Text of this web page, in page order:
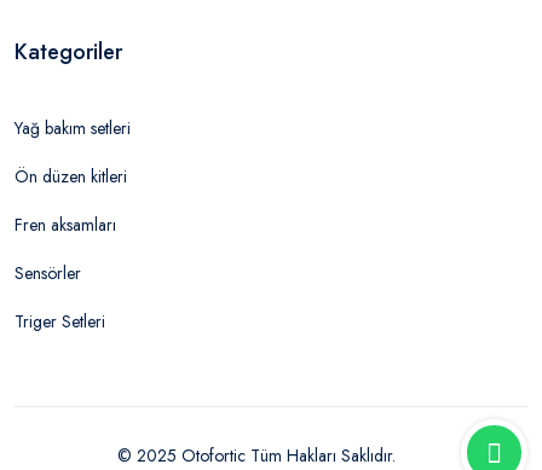
Kategoriler
Yağ bakım setleri
Ön düzen kitleri
Fren aksamları
Sensörler
Triger Setleri
© 2025 Otofortic Tüm Hakları Saklıdır.